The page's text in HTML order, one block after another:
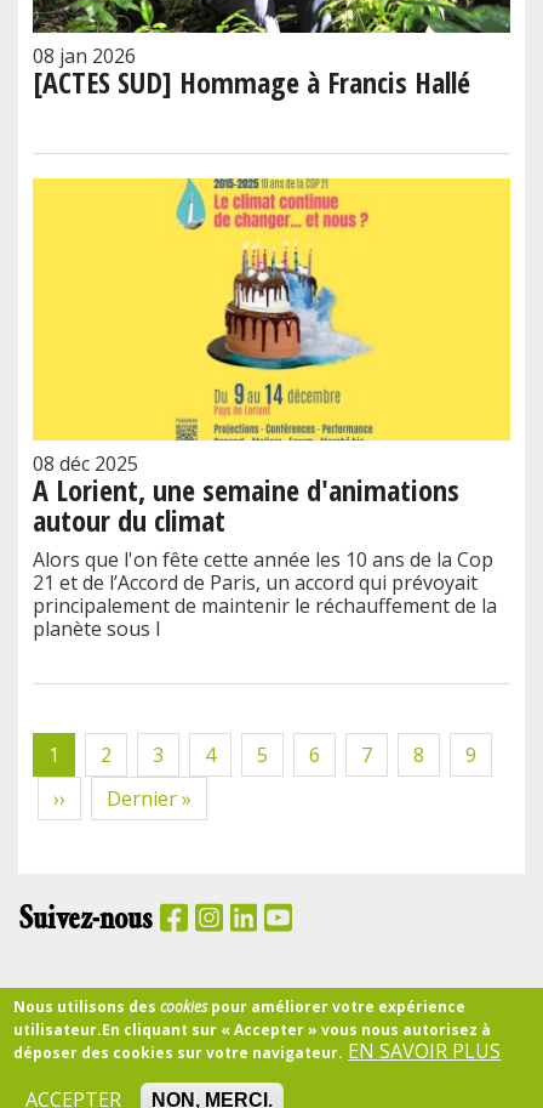
08 jan 2026
[ACTES SUD] Hommage à Francis Hallé
08 déc 2025
A Lorient, une semaine d'animations
autour du climat
Alors que l'on fête cette année les 10 ans de la Cop
21 et de l’Accord de Paris, un accord qui prévoyait
principalement de maintenir le réchauffement de la
planète sous l
Pagination
Page
courante
1 Page
2 Page
3 Page
4 Page
5 Page
6 Page
7 Page
8 Page
9
Page
suivante
››
Dernière
page
Dernier »
Suivez-nous
PANIER
Pied
Accueil CGU Confidentialité
Partenariats
Qui sommes-nous ?
RSE
Nous utilisons descookiespour améliorer votre expérience
utilisateur.En cliquant sur « Accepter » vous nous autorisez à
déposer des cookies sur votre navigateur. EN SAVOIR PLUS
ACCEPTER
NON, MERCI.